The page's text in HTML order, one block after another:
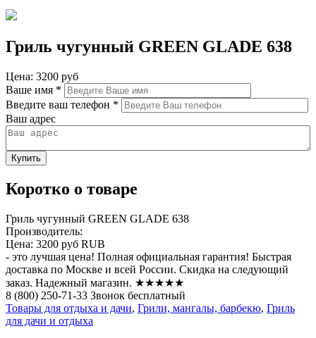
Гриль чугунный GREEN GLADE 638
Цена: 3200 руб
Ваше имя *
Введите ваш телефон *
Ваш адрес
Коротко о товаре
Гриль чугунный GREEN GLADE 638
Производитель:
Цена: 3200 руб RUB
- это лучшая цена! Полная официальная гарантия! Быстрая
доставка по Москве и всей России. Скидка на следующий
заказ. Надежный магазин. ★★★★★
8 (800) 250-71-33 Звонок бесплатный
Товары для отдыха и дачи, Грили, мангалы, барбекю, Гриль
для дачи и отдыха